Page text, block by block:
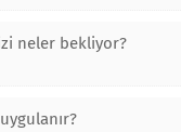
neler bekliyor?